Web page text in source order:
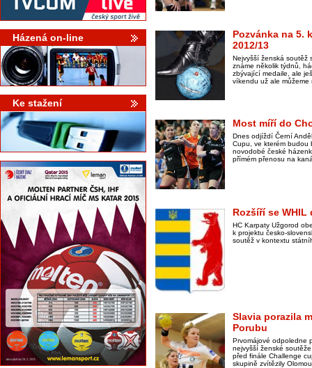
Házená on-line
Ke stažení
Pozvánka na 5.
2012/13
Nejvyšší ženská soutěž
známe několik týdnů,
zbývající medaile, ale
víkendu už ale můžeme
Most míří do
Dnes odjíždí Černí
Cupu, ve kterém budou
novodobé české
přímém přenosu na
Rozšíří se
HC Karpaty Užgorod
k projektu česko-
soutěž v kontextu
Slavia porazila
Porubu
Prvomájové odpoledne
nejvyšší ženské
před finále Challenge
skupině zvítězily